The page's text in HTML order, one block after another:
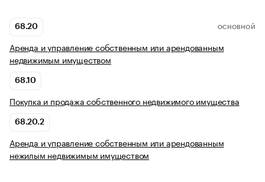
68.20 ОСНОВНОЙ
Аренда и управление собственным или арендованным
недвижимым имуществом
68.10
Покупка и продажа собственного недвижимого имущества
68.20.2
Аренда и управление собственным или арендованным
нежилым недвижимым имуществом